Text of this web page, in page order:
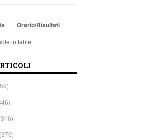
Orario/Risultati
in table
(376)